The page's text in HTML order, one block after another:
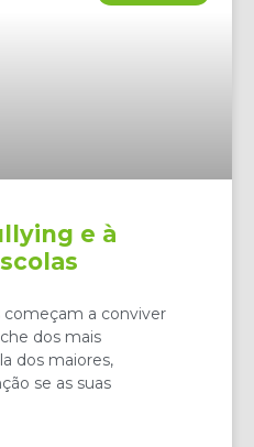
e à
começam a conviver
dos mais
dos maiores,
se as suas